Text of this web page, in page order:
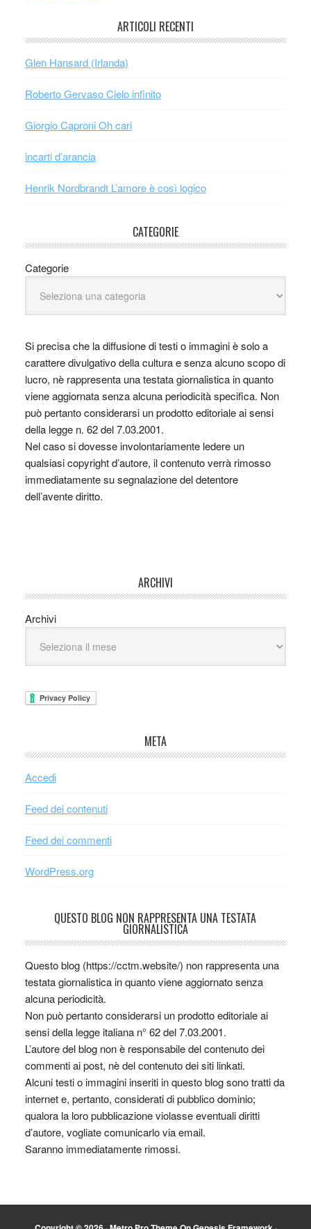
ARTICOLI RECENTI
Glen Hansard (Irlanda)
Roberto Gervaso Cielo infinito
Giorgio Caproni Oh cari
incarti d’arancia
Henrik Nordbrandt L’amore è così logico
CATEGORIE
Categorie
Si precisa che la diffusione di testi o immagini è solo a
carattere divulgativo della cultura e senza alcuno scopo di
lucro, nè rappresenta una testata giornalistica in quanto
viene aggiornata senza alcuna periodicità specifica. Non
può pertanto considerarsi un prodotto editoriale ai sensi
della legge n. 62 del 7.03.2001.
Nel caso si dovesse involontariamente ledere un
qualsiasi copyright d’autore, il contenuto verrà rimosso
immediatamente su segnalazione del detentore
dell’avente diritto.
ARCHIVI
Archivi
META
Accedi
Feed dei contenuti
Feed dei commenti
WordPress.org
QUESTO BLOG NON RAPPRESENTA UNA TESTATA
GIORNALISTICA
Questo blog (https://cctm.website/) non rappresenta una
testata giornalistica in quanto viene aggiornato senza
alcuna periodicità.
Non può pertanto considerarsi un prodotto editoriale ai
sensi della legge italiana n° 62 del 7.03.2001.
L’autore del blog non è responsabile del contenuto dei
commenti ai post, nè del contenuto dei siti linkati.
Alcuni testi o immagini inseriti in questo blog sono tratti da
internet e, pertanto, considerati di pubblico dominio;
qualora la loro pubblicazione violasse eventuali diritti
d’autore, vogliate comunicarlo via email.
Saranno immediatamente rimossi.